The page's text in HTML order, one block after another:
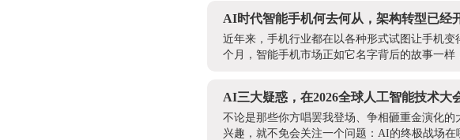
AI时代智能手机何去何从，架构转型已经
近年来，手机行业都在以各种形式试图让手机
个月，智能手机市场正如它名字背后的故事一
AI三大疑惑，在2026全球人工智能技术大
不论是那些你方唱罢我登场、争相砸重金演化
兴趣，就不免会关注一个问题：AI的终极战场